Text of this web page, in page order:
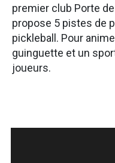
premier club Porte
propose 5 pistes de
pickleball. Pour
guinguette et un
joueurs.